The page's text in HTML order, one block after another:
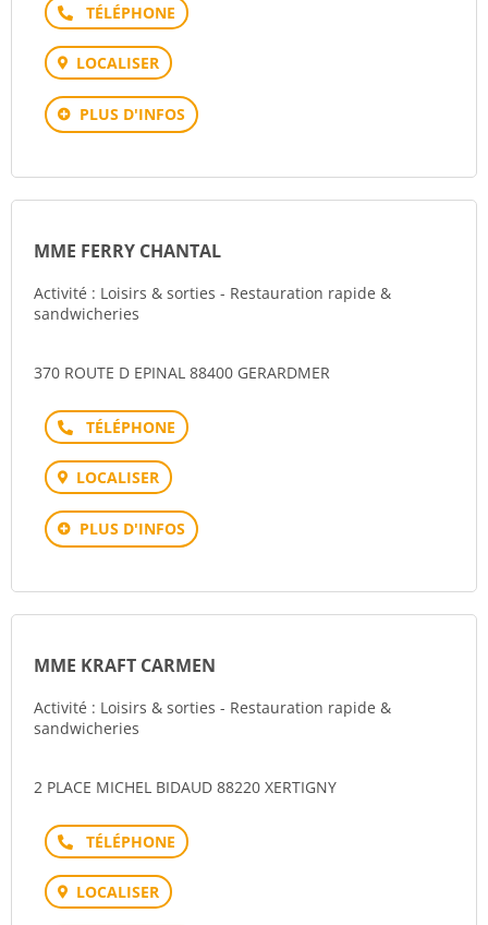
Téléphone
LOCALISER
PLUS D'INFOS
MME FERRY CHANTAL
Activité : Loisirs & sorties - Restauration rapide &
sandwicheries
370 ROUTE D EPINAL 88400 GERARDMER
Téléphone
LOCALISER
PLUS D'INFOS
MME KRAFT CARMEN
Activité : Loisirs & sorties - Restauration rapide &
sandwicheries
2 PLACE MICHEL BIDAUD 88220 XERTIGNY
Téléphone
LOCALISER